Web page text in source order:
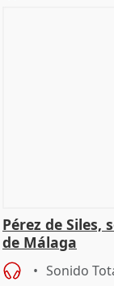
Pérez de
de Málaga
Sonido